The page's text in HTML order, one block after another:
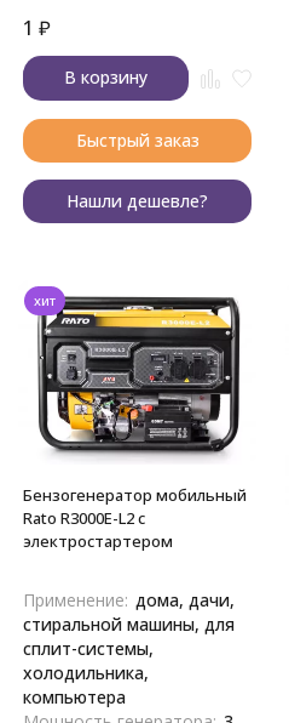
1 ₽
В корзину
Быстрый заказ
Нашли дешевле?
хит
Бензогенератор мобильный
Rato R3000E-L2 с
электростартером
Применение: дома, дачи,
стиральной машины, для
сплит-системы,
холодильника,
компьютера